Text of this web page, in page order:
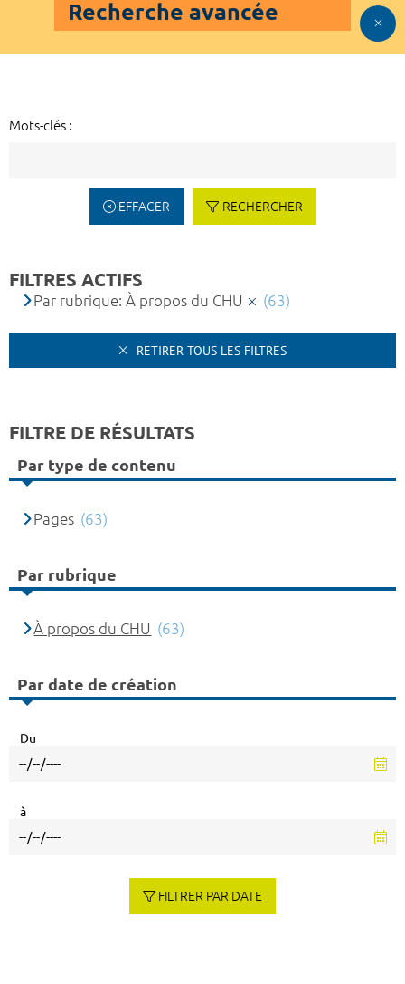
Recherche avancée
Mots-clés :
EFFACER RECHERCHER
FILTRES ACTIFS
Par rubrique: À propos du CHU (63)
RETIRER TOUS LES FILTRES
FILTRE DE RÉSULTATS
Par type de contenu
Pages (63)
Par rubrique
À propos du CHU (63)
Par date de création
Du
à
FILTRER PAR DATE